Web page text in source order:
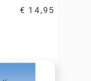
€ 14,95